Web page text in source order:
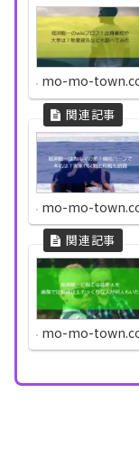
mo-mo-
mo-mo-
mo-mo-